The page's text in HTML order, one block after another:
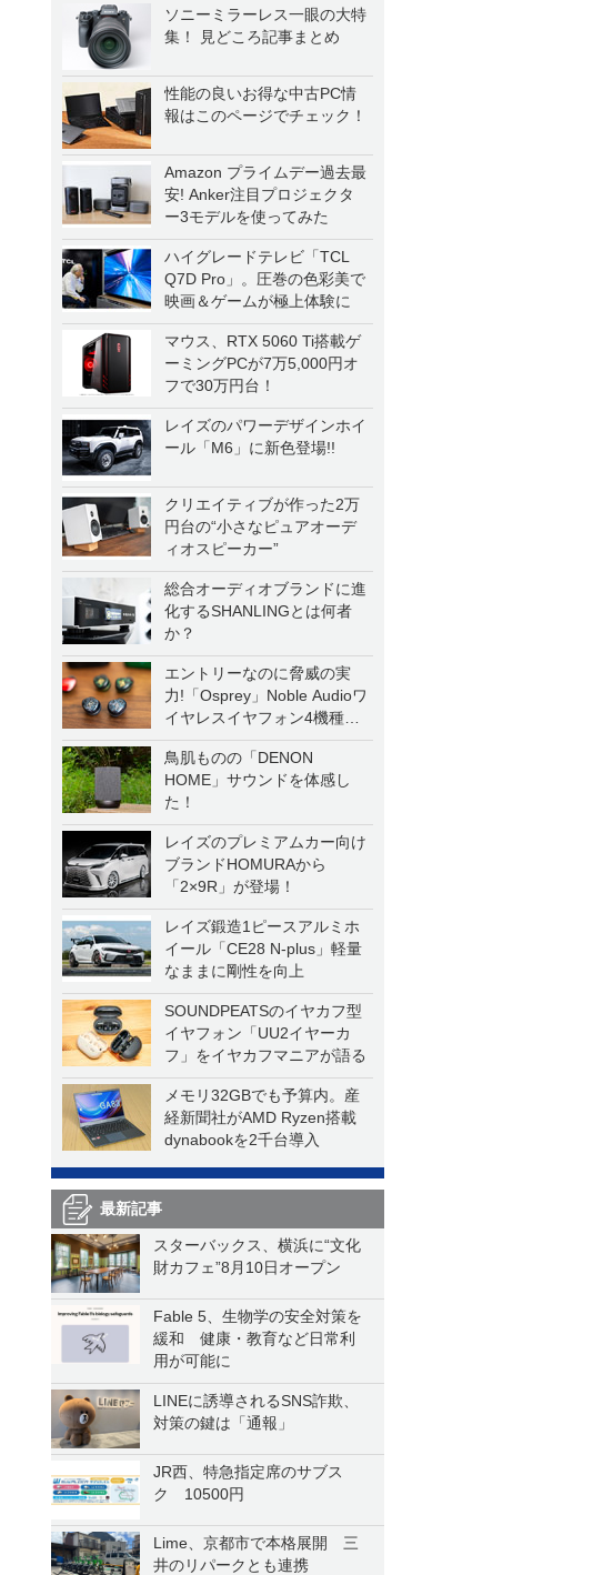
ソニーミラーレス一眼の大特
集！ 見どころ記事まとめ
性能の良いお得な中古PC情
報はこのページでチェック！
Amazon プライムデー過去最
安! Anker注目プロジェクタ
ー3モデルを使ってみた
ハイグレードテレビ「TCL
Q7D Pro」。圧巻の色彩美で
映画＆ゲームが極上体験に
マウス、RTX 5060 Ti搭載ゲ
ーミングPCが7万5,000円オ
フで30万円台！
レイズのパワーデザインホイ
ール「M6」に新色登場!!
クリエイティブが作った2万
円台の“小さなピュアオーデ
ィオスピーカー”
総合オーディオブランドに進
化するSHANLINGとは何者
か？
エントリーなのに脅威の実
力!「Osprey」Noble Audioワ
イヤレスイヤフォン4機種を
一気に聴く
鳥肌ものの「DENON
HOME」サウンドを体感し
た！
レイズのプレミアムカー向け
ブランドHOMURAから
「2×9R」が登場！
レイズ鍛造1ピースアルミホ
イール「CE28 N-plus」軽量
なままに剛性を向上
SOUNDPEATSのイヤカフ型
イヤフォン「UU2イヤーカ
フ」をイヤカフマニアが語る
メモリ32GBでも予算内。産
経新聞社がAMD Ryzen搭載
dynabookを2千台導入
最新記事
スターバックス、横浜に“文化
財カフェ”8月10日オープン
Fable 5、生物学の安全対策を
緩和 健康・教育など日常利
用が可能に
LINEに誘導されるSNS詐欺、
対策の鍵は「通報」
JR西、特急指定席のサブス
ク 10500円
Lime、京都市で本格展開 三
井のリパークとも連携